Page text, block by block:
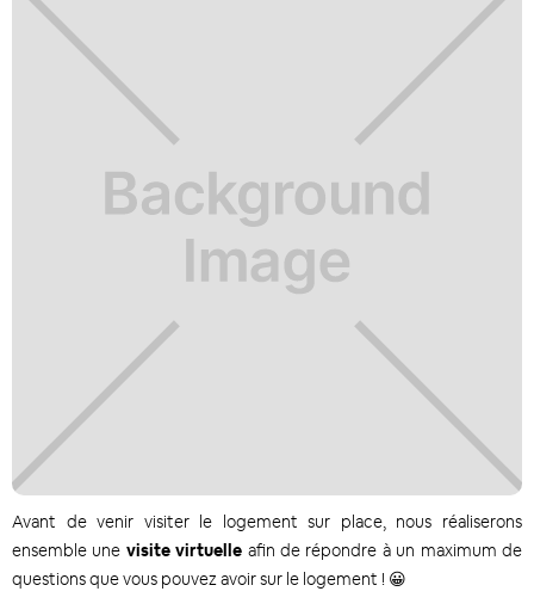
Avant de venir visiter le logement sur place, nous réaliserons
ensemble une visite virtuelle afin de répondre à un maximum de
questions que vous pouvez avoir sur le logement ! 😀